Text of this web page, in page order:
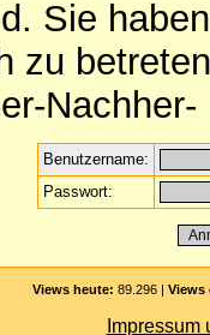
Sie
zu
Benutzername:
Passwort:
Views heute: 89.296 | Views